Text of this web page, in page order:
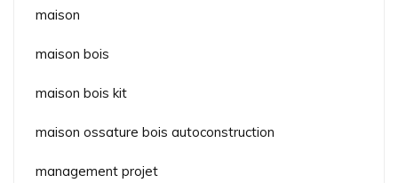
maison
maison bois
maison bois kit
maison ossature bois autoconstruction
management projet